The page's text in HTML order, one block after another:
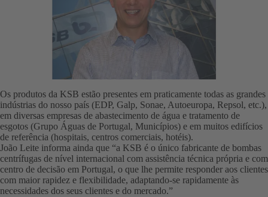
Os produtos da KSB estão presentes em praticamente todas as grandes
indústrias do nosso país (EDP, Galp, Sonae, Autoeuropa, Repsol, etc.),
em diversas empresas de abastecimento de água e tratamento de
esgotos (Grupo Águas de Portugal, Municípios) e em muitos edifícios
de referência (hospitais, centros comerciais, hotéis).
João Leite informa ainda que “a KSB é o único fabricante de bombas
centrífugas de nível internacional com assistência técnica própria e com
centro de decisão em Portugal, o que lhe permite responder aos clientes
com maior rapidez e flexibilidade, adaptando-se rapidamente às
necessidades dos seus clientes e do mercado.”